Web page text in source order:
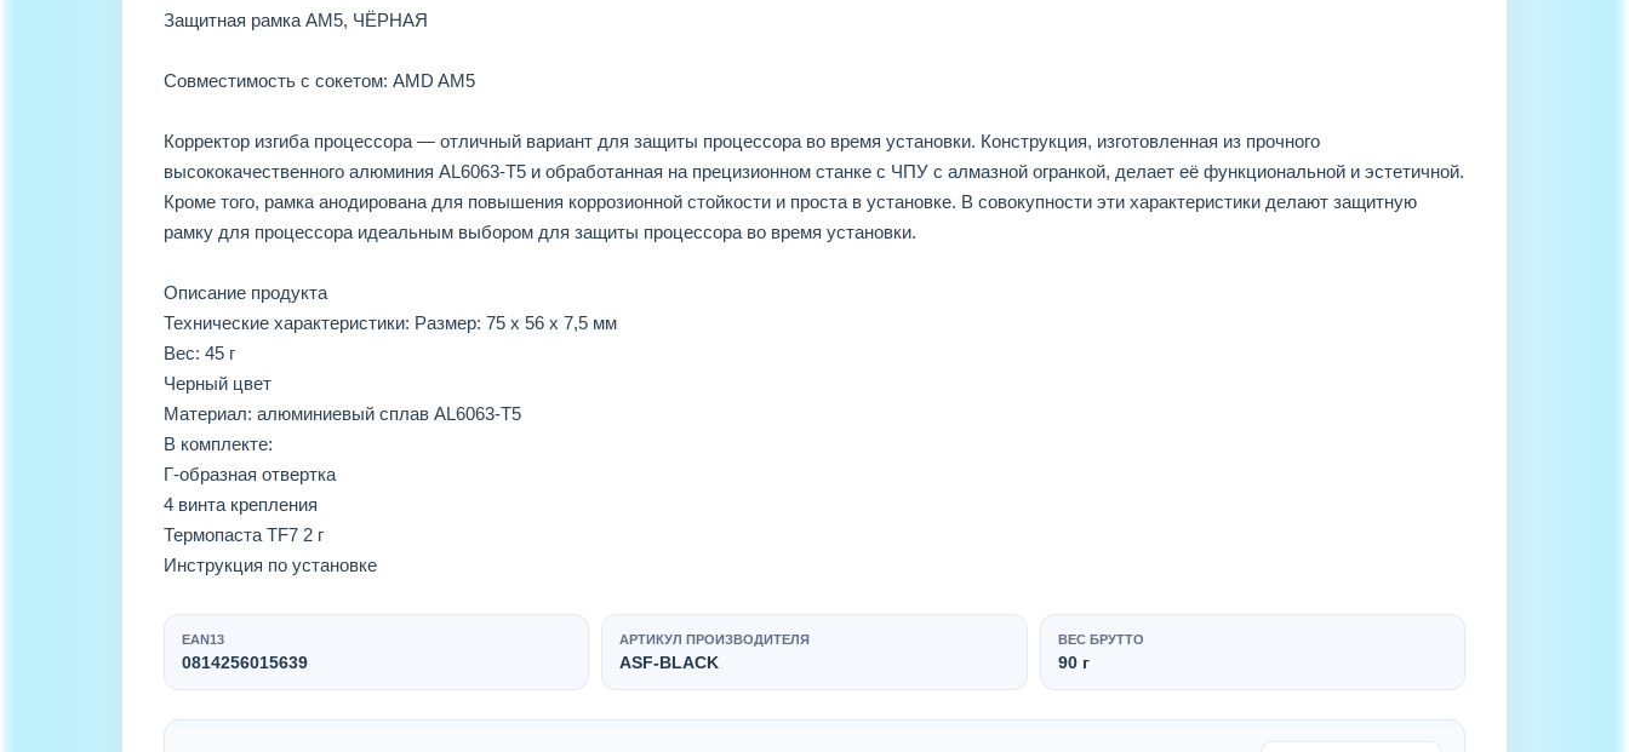
Защитная рамка AM5, ЧЁРНАЯ
Совместимость с сокетом: AMD AM5
Корректор изгиба процессора — отличный вариант для защиты процессора во время установки. Конструкция, изготовленная из прочного
высококачественного алюминия AL6063-T5 и обработанная на прецизионном станке с ЧПУ с алмазной огранкой, делает её функциональной и эстетичной.
Кроме того, рамка анодирована для повышения коррозионной стойкости и проста в установке. В совокупности эти характеристики делают защитную
рамку для процессора идеальным выбором для защиты процессора во время установки.
Описание продукта
Технические характеристики: Размер: 75 х 56 х 7,5 мм
Вес: 45 г
Черный цвет
Материал: алюминиевый сплав AL6063-T5
В комплекте:
Г-образная отвертка
4 винта крепления
Термопаста TF7 2 г
Инструкция по установке
EAN13
0814256015639
АРТИКУЛ ПРОИЗВОДИТЕЛЯ
ASF-BLACK
ВЕС БРУТТО
90 г